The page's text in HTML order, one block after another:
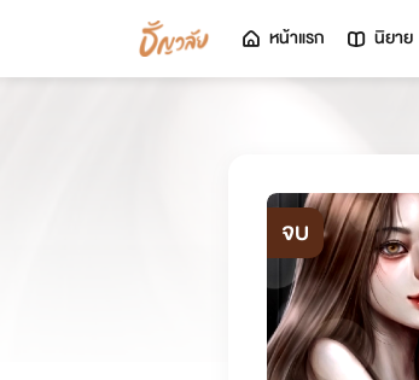
หน้าแรก นิยาย
จบ